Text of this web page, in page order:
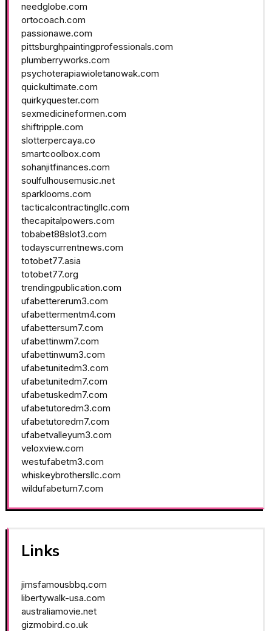
needglobe.com
ortocoach.com
passionawe.com
pittsburghpaintingprofessionals.com
plumberryworks.com
psychoterapiawioletanowak.com
quickultimate.com
quirkyquester.com
sexmedicineformen.com
shiftripple.com
slotterpercaya.co
smartcoolbox.com
sohanjitfinances.com
soulfulhousemusic.net
sparklooms.com
tacticalcontractingllc.com
thecapitalpowers.com
tobabet88slot3.com
todayscurrentnews.com
totobet77.asia
totobet77.org
trendingpublication.com
ufabettererum3.com
ufabettermentm4.com
ufabettersum7.com
ufabettinwm7.com
ufabettinwum3.com
ufabetunitedm3.com
ufabetunitedm7.com
ufabetuskedm7.com
ufabetutoredm3.com
ufabetutoredm7.com
ufabetvalleyum3.com
veloxview.com
westufabetm3.com
whiskeybrothersllc.com
wildufabetum7.com
Links
jimsfamousbbq.com
libertywalk-usa.com
australiamovie.net
gizmobird.co.uk